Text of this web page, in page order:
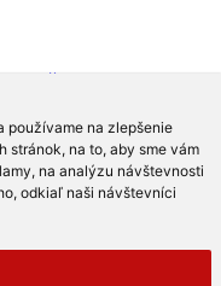
používame na zlepšenie
na to, aby sme vám
na analýzu návštevnosti
odkiaľ naši návštevníci
možnosti prevedenia v
má výhody?
priestor?
rozhodne oslovia!